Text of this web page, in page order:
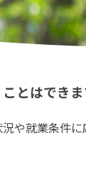
とはでき
や就業条件に